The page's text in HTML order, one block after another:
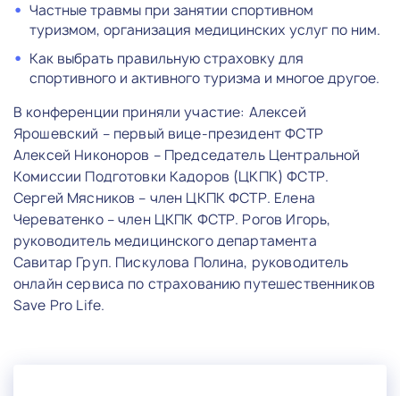
Частные травмы при занятии спортивном
туризмом, организация медицинских услуг по ним.
Как выбрать правильную страховку для
спортивного и активного туризма и многое другое.
В конференции приняли участие: Алексей
Ярошевский – первый вице-президент ФСТР
Алексей Никоноров – Председатель Центральной
Комиссии Подготовки Кадоров (ЦКПК) ФСТР.
Сергей Мясников – член ЦКПК ФСТР. Елена
Череватенко – член ЦКПК ФСТР. Рогов Игорь,
руководитель медицинского департамента
Савитар Груп. Пискулова Полина, руководитель
онлайн сервиса по страхованию путешественников
Save Pro Life.